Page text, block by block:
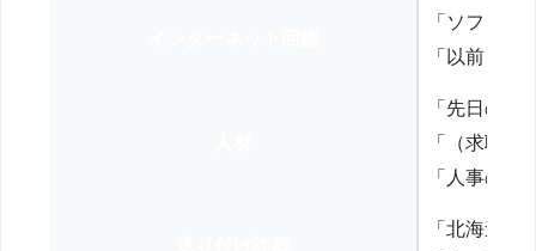
「ソフト
「以前、
「先日の
「（求職
「人事の方
「北海道